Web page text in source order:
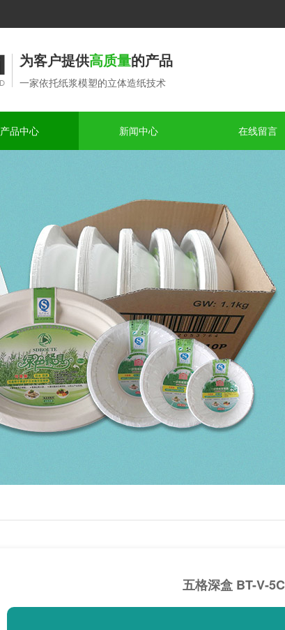
为客户提供高质量的产品
一家依托纸浆模塑的立体造纸技术
产品中心 新闻中心 在线留言
五格深盒 BT-V-5C